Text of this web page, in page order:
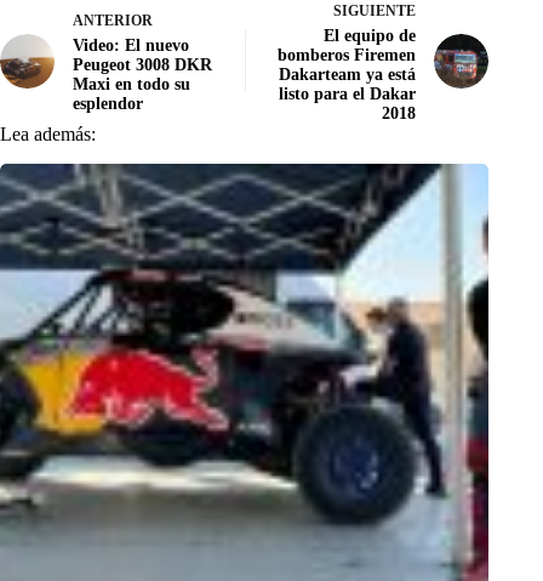
ANTERIOR
Video: El nuevo
Peugeot 3008 DKR
Maxi en todo su
esplendor
SIGUIENTE
El equipo de
bomberos Firemen
Dakarteam ya está
listo para el Dakar
2018
Lea además: